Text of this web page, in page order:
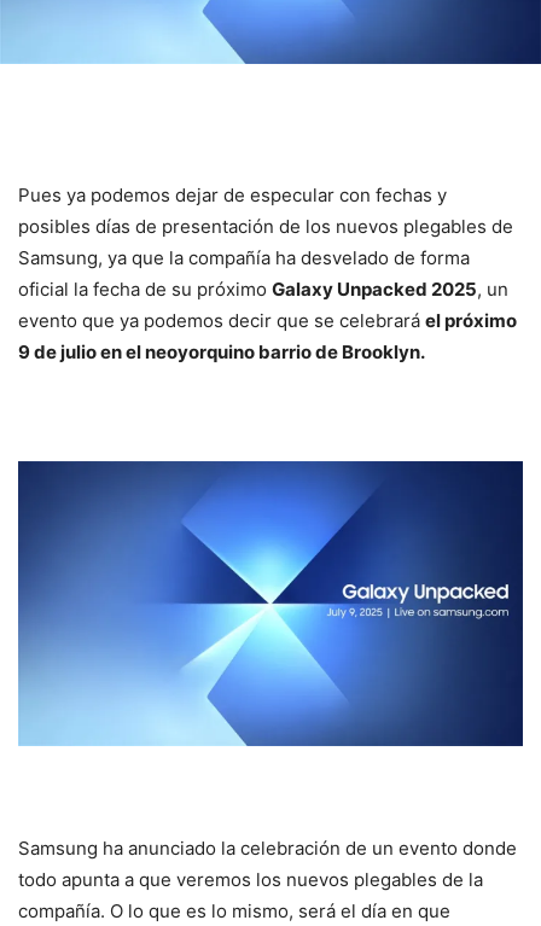
Pues ya podemos dejar de especular con fechas y
posibles días de presentación de los nuevos plegables de
Samsung, ya que la compañía ha desvelado de forma
oficial la fecha de su próximo Galaxy Unpacked 2025, un
evento que ya podemos decir que se celebrará el próximo
9 de julio en el neoyorquino barrio de Brooklyn.
Samsung ha anunciado la celebración de un evento donde
todo apunta a que veremos los nuevos plegables de la
compañía. O lo que es lo mismo, será el día en que